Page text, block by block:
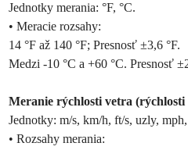
Jednotky merania: °F, °C.
• Meracie rozsahy:
14 °F až 140 °F; Presnosť ±3,6 °F.
Medzi -10 °C a +60 °C. Presnosť
Meranie rýchlosti vetra
Jednotky: m/s, km/h, ft/s, uzly,
• Rozsahy merania: